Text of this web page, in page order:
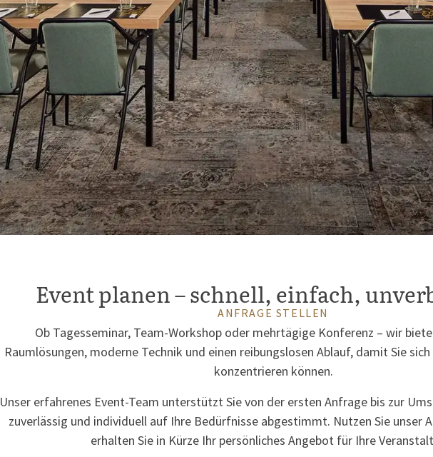
Event planen – schnell, einfach,
ANFRAGE STELLEN
Ob Tagesseminar, Team-Workshop oder mehrtägige Konferenz – wir
Raumlösungen, moderne Technik und einen reibungslosen Ablauf, damit Sie
konzentrieren können.
Unser erfahrenes Event-Team unterstützt Sie von der ersten Anfrage bis zur
zuverlässig und individuell auf Ihre Bedürfnisse abgestimmt. Nutzen Sie unser
erhalten Sie in Kürze Ihr persönliches Angebot für Ihre